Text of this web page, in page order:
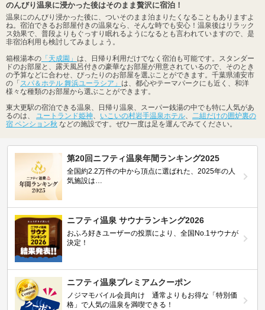
のんびり温泉に浸かった後はそのまま贅沢に宿泊！
温泉にのんびり浸かった後に、ついそのまま泊まりたくなることもありますよ
ね。宿泊できるお部屋付きの温泉なら、そんな時でも安心！温泉後はリラック
ス効果で、普段よりもぐっすり眠れるようになるとも言われていますので、是
非宿泊利用も検討してみましょう。
箱根湯本の 「天成園」 は、日帰り利用だけでなく宿泊も可能です。スタンダー
ドのお部屋と、露天風呂付きの豪華なお部屋が用意されているので、そのとき
の予算などに合わせ、ぴったりのお部屋を選ぶことができます。千葉県浦安市
の「スパ＆ホテル 舞浜ユーラシア」 は、都心やテーマパークにも近く、和洋
様々な種類のお部屋から選ぶことができます。
東大更駅の宿泊できる温泉、日帰り温泉、スーパー銭湯の中でも特に人気があ
るのは、 ユートランド姫神、 いこいの村岩手温泉ホテル、 二組だけの囲炉裏の
宿 ペンション秋 などの施設です。ぜひ一度は足を運んでみてください。
第20回ニフティ温泉年間ランキング2025
全国約2.2万件の中から頂点に選ばれた、2025年の人
気施設は…
ニフティ温泉 サウナランキング2026
おふろ好きユーザーの投票により、全国No.1サウナが
決定！
ニフティ温泉プレミアムクーポン
ノジマモバイル会員向け 通常よりもお得な「特別価
格」で人気の温泉を満喫できる！